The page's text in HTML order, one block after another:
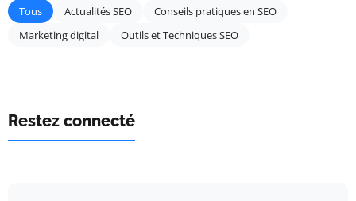
Tous Actualités SEO
Conseils pratiques en SEO
Marketing digital
Outils et Techniques SEO
Restez connecté